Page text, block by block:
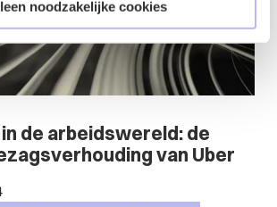
noodzakelijke cookies
de arbeidswereld: de
van Uber